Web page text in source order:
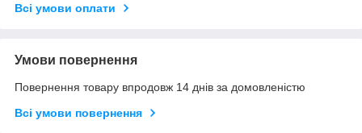
Всі умови оплати
Умови повернення
Повернення товару впродовж 14 днів за домовленістю
Всі умови повернення